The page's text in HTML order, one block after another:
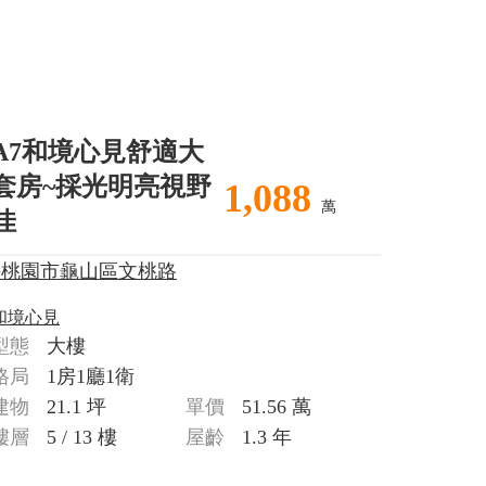
和境心見舒適大
房~採光明亮視野 1,088 萬
園市龜山區文桃路
境心見
態
大樓
局
1房1廳1衛
物
21.1 坪 單價
51.56 萬
層
5 / 13 樓 屋齡 1.3 年